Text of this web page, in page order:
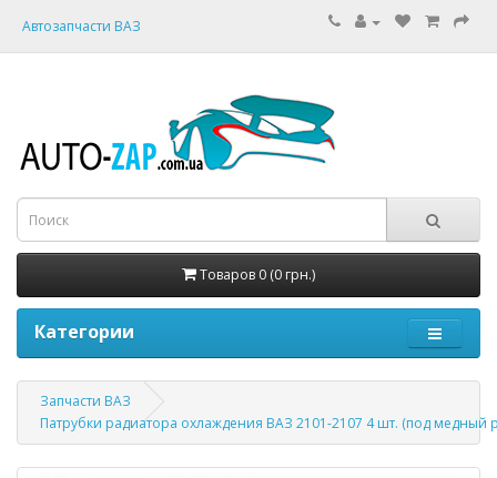
Автозапчасти ВАЗ
Товаров 0 (0 грн.)
Категории
Запчасти ВАЗ
Патрубки радиатора охлаждения ВАЗ 2101-2107 4 шт. (под медный